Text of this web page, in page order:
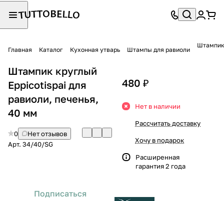
Главная Каталог Кухонная утварь Штампы для равиоли
Штампик круглый
Eppicotispai для
равиоли, печенья,
40 мм
0
Нет отзывов
Арт. 34/40/SG
Подписаться
480 ₽
Нет в наличии
Рассчитать доставку
Хочу в подарок
Расширенная
гарантия 2 года